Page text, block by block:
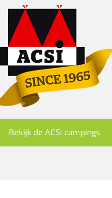
Bekijk de ACSI campings